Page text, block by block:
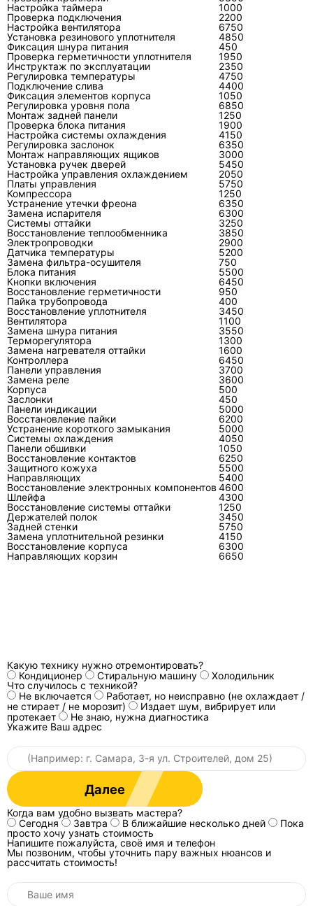
Почему из внутреннего блока Toshiba
течёт вода?
Чаще всего вода течёт из-за забитого дренажа,
неправильного уклона шланга, загрязнённого
испарителя или повреждения ванны
конденсата. Если просто убрать воду, причина
останется.
Когда нужна замена компрессора
кондиционера Toshiba?
Замена нужна, когда измерения
подтверждают неисправность компрессора:
проблемы с обмотками, изоляцией, запуском
или механической частью. До замены
проверяют плату, питание, вентилятор,
состояние контура и причины перегрева.
Почему после ремонта нужна
контрольная проверка?
Контрольная проверка показывает, что
устранена не только видимая неисправность,
но и её причина. После ремонта смотрят
охлаждение, токи, слив, ошибки, работу
наружного блока и отсутствие повторных
защит.
Настройка таймера
1000
Проверка подключения
2200
Настройка вентилятора
6750
Установка резинового уплотнителя
4850
Фиксация шнура питания
450
Проверка герметичности уплотнителя
1950
Инструктаж по эксплуатации
2350
Регулировка температуры
4750
Подключение слива
4400
Фиксация элементов корпуса
1050
Регулировка уровня пола
6850
Монтаж задней панели
1250
Проверка блока питания
1900
Настройка системы охлаждения
4150
Регулировка заслонок
6350
Монтаж направляющих ящиков
3000
Установка ручек дверей
5450
Настройка управления охлаждением
2050
Платы управления
5750
Компрессора
1250
Устранение утечки фреона
6350
Замена испарителя
6300
Системы оттайки
3250
Восстановление теплообменника
3850
Электропроводки
2900
Датчика температуры
5200
Замена фильтра-осушителя
750
Блока питания
5500
Кнопки включения
6450
Восстановление герметичности
950
Пайка трубопровода
400
Восстановление уплотнителя
3450
Вентилятора
1100
Замена шнура питания
3550
Терморегулятора
1300
Замена нагревателя оттайки
1600
Контроллера
6450
Панели управления
3700
Замена реле
3600
Корпуса
500
Заслонки
450
Панели индикации
5000
Восстановление пайки
6200
Устранение короткого замыкания
5000
Системы охлаждения
4050
Панели обшивки
1050
Восстановление контактов
6250
Защитного кожуха
5500
Направляющих
5400
Восстановление электронных компонентов 4600
Шлейфа
4300
Восстановление системы оттайки
1250
Держателей полок
3450
Задней стенки
5750
Замена уплотнительной резинки
4150
Восстановление корпуса
6300
Направляющих корзин
6650
Какую технику нужно отремонтировать?
Кондиционер
Стиральную машину
Холодильник
Что случилось с техникой?
Не включается
Работает, но неисправно (не охлаждает /
не стирает / не морозит)
Издает шум, вибрирует или
протекает
Не знаю, нужна диагностика
Укажите Ваш адрес
Далее
Когда вам удобно вызвать мастера?
Сегодня
Завтра В ближайшие несколько дней
Пока
просто хочу узнать стоимость
Напишите пожалуйста, своё имя и телефон
Мы позвоним, чтобы уточнить пару важных нюансов и
рассчитать стоимость!